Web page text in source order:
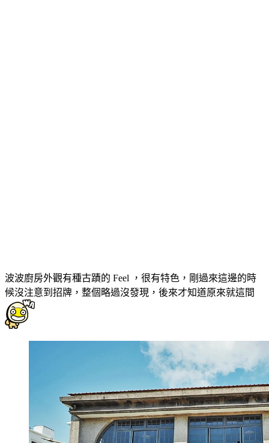
波波廚房外觀有種古蹟的 Feel ，很有特色，剛過來這邊的時
候沒注意到招牌，整個略過沒發現，後來才知道原來就這間